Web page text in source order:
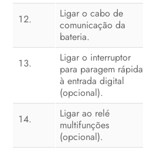
Ligar o cabo de
comunicação da
bateria.
Ligar o interruptor
para paragem rápida
à entrada digital
(opcional).
Ligar ao relé
multifunções
(opcional).